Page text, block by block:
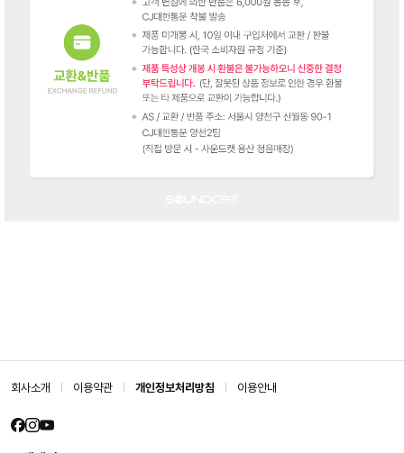
회사소개 이용약관 개인정보처리방침 이용안내